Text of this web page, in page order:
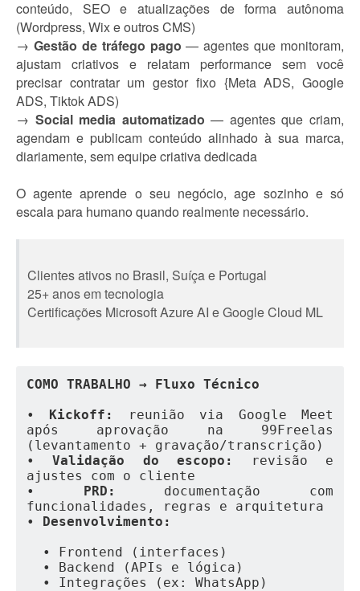
conteúdo, SEO e atualizações de forma autônoma
(Wordpress, Wix e outros CMS)
→ Gestão de tráfego pago — agentes que monitoram,
ajustam criativos e relatam performance sem você
precisar contratar um gestor fixo {Meta ADS, Google
ADS, Tiktok ADS)
→ Social media automatizado — agentes que criam,
agendam e publicam conteúdo alinhado à sua marca,
diariamente, sem equipe criativa dedicada
O agente aprende o seu negócio, age sozinho e só
escala para humano quando realmente necessário.
Clientes ativos no Brasil, Suíça e Portugal
25+ anos em tecnologia
Certificações Microsoft Azure AI e Google Cloud ML
COMO TRABALHO → Fluxo Técnico
• Kickoff:
reunião via Google Meet
após aprovação na 99Freelas
(levantamento + gravação/transcrição)
• Validação do escopo:
revisão e
ajustes com o cliente
• PRD:
documentação com
funcionalidades, regras e arquitetura
• Desenvolvimento:
  • Frontend (interfaces)
  • Backend (APIs e lógica)
  • Integrações (ex: WhatsApp)